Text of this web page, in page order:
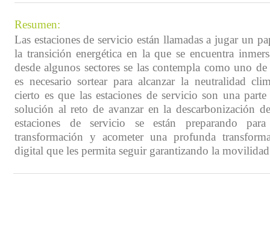
Resumen:
Las estaciones de servicio están llamadas a jugar un
la transición energética en la que se encuentra
desde algunos sectores se las contempla como uno
es necesario sortear para alcanzar la neutralidad
cierto es que las estaciones de servicio son una
solución al reto de avanzar en la descarbonización
estaciones de servicio se están preparando
transformación y acometer una profunda
digital que les permita seguir garantizando la